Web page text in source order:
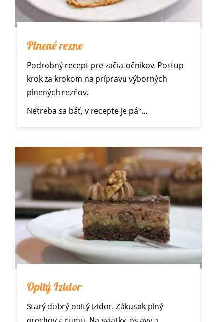
Plnené rezne
Podrobný recept pre začiatočníkov. Postup
krok za krokom na prípravu výborných
plnených rezňov.
Netreba sa báť, v recepte je pár…
Opitý Izidor
Starý dobrý opitý izidor. Zákusok plný